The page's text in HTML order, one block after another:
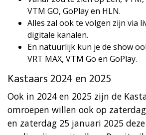
VTM GO, GoPlay en HLN.
Alles zal ook te volgen zijn via
digitale kanalen.
En natuurlijk kun je de show
VRT MAX, VTM Go en GoPlay.
Kastaars 2024 en 2025
Ook in 2024 en 2025 zijn de
omroepen willen ook op
en zaterdag 25 januari 2025